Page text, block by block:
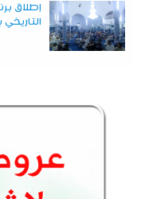
إطلاق
التاريخي